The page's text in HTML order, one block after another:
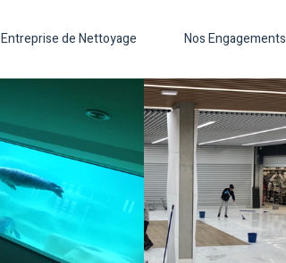
Entreprise de Nettoyage Nos Engagements